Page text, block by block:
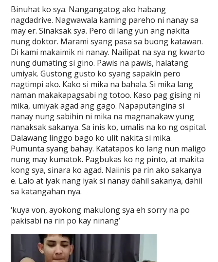
Binuhat ko sya. Nangangatog ako habang
nagdadrive. Nagwawala kaming pareho ni nanay sa
may er. Sinaksak sya. Pero di lang yun ang nakita
nung doktor. Marami syang pasa sa buong katawan.
Di kami makaimik ni nanay. Nailipat na sya ng kwarto
nung dumating si gino. Pawis na pawis, halatang
umiyak. Gustong gusto ko syang sapakin pero
nagtimpi ako. Kako si mika na bahala. Si mika lang
naman makakapagsabi ng totoo. Kaso pag gising ni
mika, umiyak agad ang gago. Napaputangina si
nanay nung sabihin ni mika na magnanakaw yung
nanaksak sakanya. Sa inis ko, umalis na ko ng ospital.
Dalawang linggo bago ko ulit nakita si mika.
Pumunta syang bahay. Katatapos ko lang nun maligo
nung may kumatok. Pagbukas ko ng pinto, at makita
kong sya, sinara ko agad. Naiinis pa rin ako sakanya
e. Lalo at iyak nang iyak si nanay dahil sakanya, dahil
sa katangahan nya.
‘kuya von, ayokong makulong sya eh sorry na po
pakisabi na rin po kay ninang’